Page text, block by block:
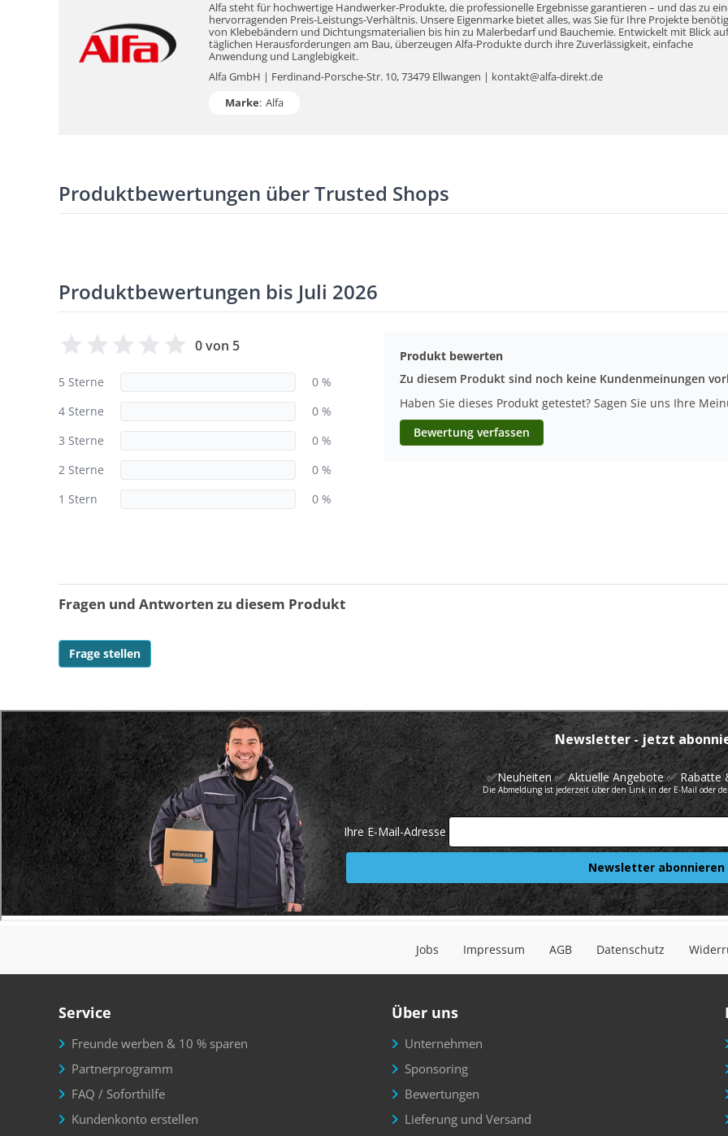
Alfa steht für hochwertige Handwerker-Produkte, die professionelle Ergebnisse garantieren – und das zu
hervorragenden Preis-Leistungs-Verhältnis. Unsere Eigenmarke bietet alles, was Sie für Ihre Projekte
von Klebebändern und Dichtungsmaterialien bis hin zu Malerbedarf und Bauchemie. Entwickelt mit Blick
täglichen Herausforderungen am Bau, überzeugen Alfa-Produkte durch ihre Zuverlässigkeit, einfache
Anwendung und Langlebigkeit.
Alfa GmbH | Ferdinand-Porsche-Str. 10, 73479 Ellwangen | kontakt@alfa-direkt.de
Marke: Alfa
Produktbewertungen über Trusted Shops
Produktbewertungen bis Juli 2026
0 von 5
5 Sterne
0 %
4 Sterne
0 %
3 Sterne
0 %
2 Sterne
0 %
1 Stern
0 %
Produkt bewerten
Zu diesem Produkt sind noch keine Kundenmeinungen
Haben Sie dieses Produkt getestet? Sagen Sie uns Ihre
Bewertung verfassen
Fragen und Antworten zu diesem Produkt
Frage stellen
Jobs Impressum AGB Datenschutz
Service
Freunde werben & 10 % sparen
Partnerprogramm
FAQ / Soforthilfe
Kundenkonto erstellen
Über uns
Unternehmen
Sponsoring
Bewertungen
Lieferung und Versand